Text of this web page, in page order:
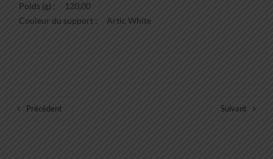
Poids (g) : 120,00
Couleur du support : Artic White
Précédent Suivant